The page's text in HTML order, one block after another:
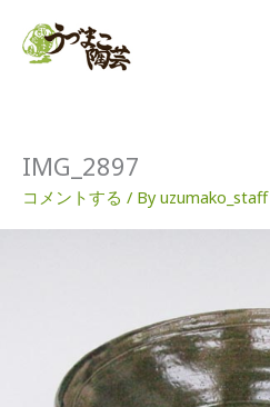
IMG_2897
コメントする / Byuzumako_staff